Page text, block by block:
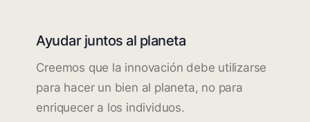
Ayudar juntos al planeta
Creemos que la innovación debe utilizarse
para hacer un bien al planeta, no para
enriquecer a los individuos.